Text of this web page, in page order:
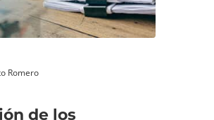
Romero
de los